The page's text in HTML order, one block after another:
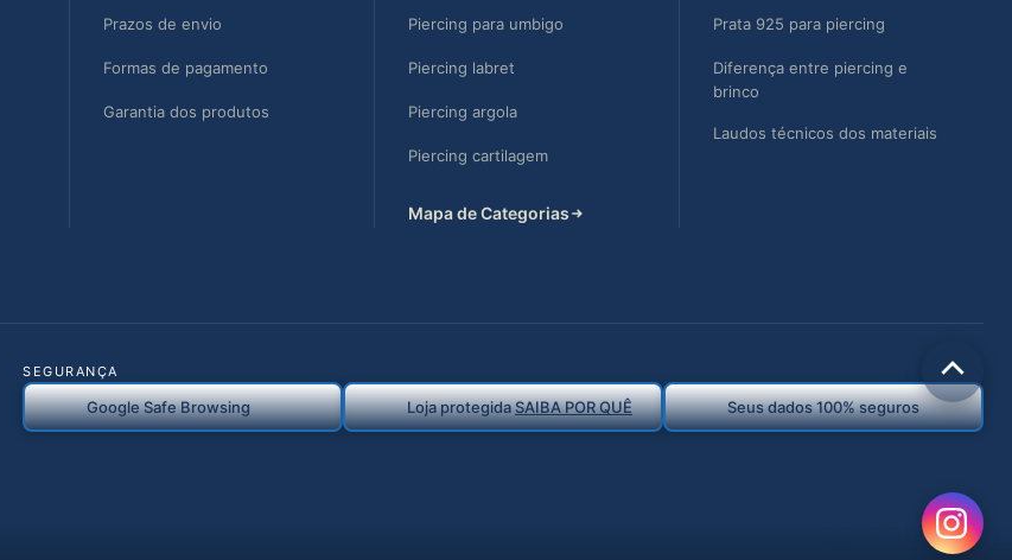
Prazos de envio
Formas de pagamento
Garantia dos produtos
Piercing para umbigo
Piercing labret
Piercing argola
Piercing cartilagem
Mapa de Categorias
Prata 925 para piercing
Diferença entre piercing e
brinco
Laudos técnicos dos materiais
SEGURANÇA
Google Safe Browsing Loja protegidaSAIBA POR QUÊ Seus dados 100% seguros
Rolar
para